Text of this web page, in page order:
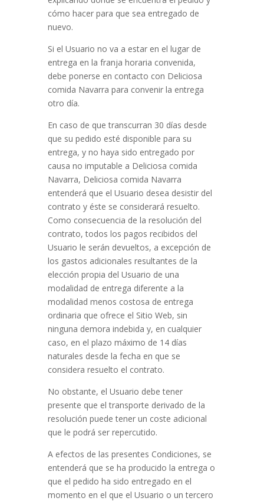
cómo hacer para que sea entregado de
nuevo.
Si el Usuario no va a estar en el lugar de
entrega en la franja horaria convenida,
debe ponerse en contacto con Deliciosa
comida Navarra para convenir la entrega
otro día.
En caso de que transcurran 30 días desde
que su pedido esté disponible para su
entrega, y no haya sido entregado por
causa no imputable a Deliciosa comida
Navarra, Deliciosa comida Navarra
entenderá que el Usuario desea desistir del
contrato y éste se considerará resuelto.
Como consecuencia de la resolución del
contrato, todos los pagos recibidos del
Usuario le serán devueltos, a excepción de
los gastos adicionales resultantes de la
elección propia del Usuario de una
modalidad de entrega diferente a la
modalidad menos costosa de entrega
ordinaria que ofrece el Sitio Web, sin
ninguna demora indebida y, en cualquier
caso, en el plazo máximo de 14 días
naturales desde la fecha en que se
considera resuelto el contrato.
No obstante, el Usuario debe tener
presente que el transporte derivado de la
resolución puede tener un coste adicional
que le podrá ser repercutido.
A efectos de las presentes Condiciones, se
entenderá que se ha producido la entrega o
que el pedido ha sido entregado en el
momento en el que el Usuario o un tercero